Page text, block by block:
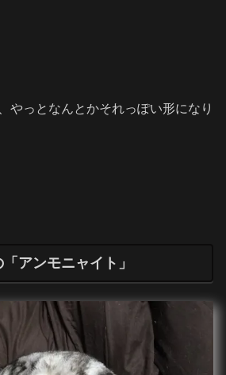
やっとなんとかそれっぽい形になり
アンモニャイト」